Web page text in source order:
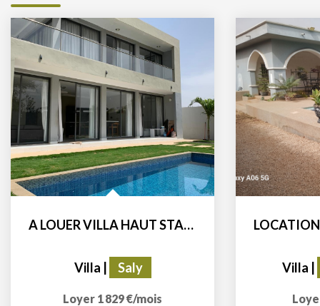
A LOUER VILLA HAUT STANDING MEUBLEE 5 CHAMBRES AVEC PISCINE...
Villa Saly
Loyer 1 829 €/mois
Villa